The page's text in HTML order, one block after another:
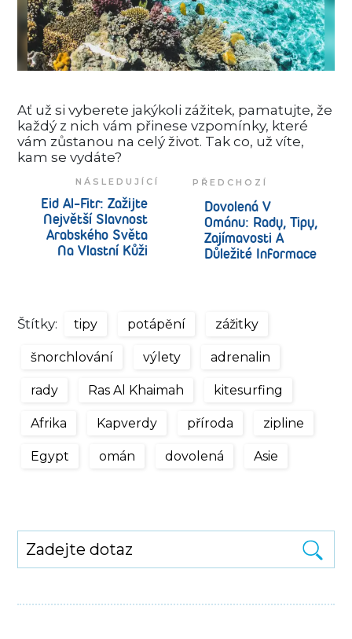
Ať už si vyberete jakýkoli zážitek, pamatujte,že
každý z nich vám přinese vzpomínky, které
vám zůstanou na celý život. Tak co, už víte,
kam sevydáte?
PŘEDCHOZÍ
Dovolená V
Ománu: Rady, Tipy,
Zajímavosti A
Důležité Informace
NÁSLEDUJÍCÍ
Eid Al-Fitr: Zažijte
Největší Slavnost
Arabského Světa
Na Vlastní Kůži
Štítky: tipy potápění zážitky
šnorchlování výlety adrenalin
rady Ras Al Khaimah kitesurfing
Afrika Kapverdy příroda zipline
Egypt omán dovolená Asie